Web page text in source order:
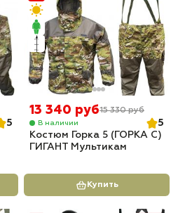
5
13 340 руб15 330 руб
В наличии
5
Костюм Горка 5 (ГОРКА С)
ГИГАНТ Мультикам
Купить